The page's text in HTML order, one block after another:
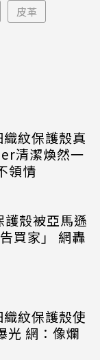
皮革
紋保護殼真
清潔煥然一
領情
護殼被亞馬遜
買家」 網轟
紋保護殼使
光 網：像爛